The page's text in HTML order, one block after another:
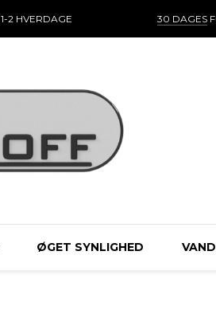
1-2 HVERDAGE 30 DAGES
ØGET SYNLIGHED